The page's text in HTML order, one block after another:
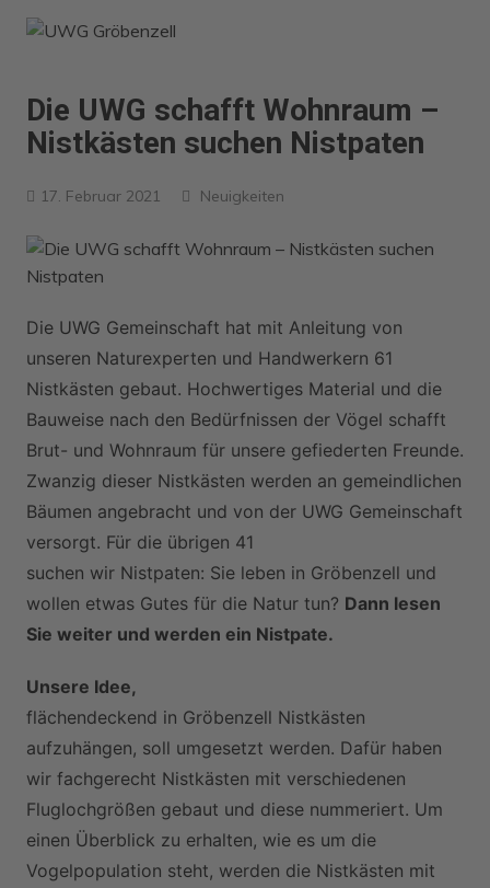
Zum
Inhalt
Die UWG schafft Wohnraum –
Nistkästen suchen Nistpaten
17. Februar 2021 Neuigkeiten
Die UWG Gemeinschaft hat mit Anleitung von
unseren Naturexperten und Handwerkern 61
Nistkästen gebaut. Hochwertiges Material und die
Bauweise nach den Bedürfnissen der Vögel schafft
Brut- und Wohnraum für unsere gefiederten Freunde.
Zwanzig dieser Nistkästen werden an gemeindlichen
Bäumen angebracht und von der UWG Gemeinschaft
versorgt. Für die übrigen 41
suchen wir Nistpaten: Sie leben in Gröbenzell und
wollen etwas Gutes für die Natur tun? Dann lesen
Sie weiter und werden ein Nistpate.
Unsere Idee,
flächendeckend in Gröbenzell Nistkästen
aufzuhängen, soll umgesetzt werden. Dafür haben
wir fachgerecht Nistkästen mit verschiedenen
Fluglochgrößen gebaut und diese nummeriert. Um
einen Überblick zu erhalten, wie es um die
Vogelpopulation steht, werden die Nistkästen mit